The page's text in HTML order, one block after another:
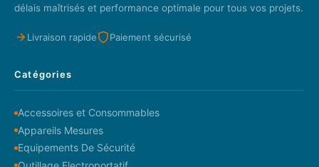
délais maîtrisés et performance optimale pour tous vos projets.
Livraison rapide Paiement sécurisé
Catégories
Accessoires et Consommables
Appareils Mesures
Equipements De Sécurité